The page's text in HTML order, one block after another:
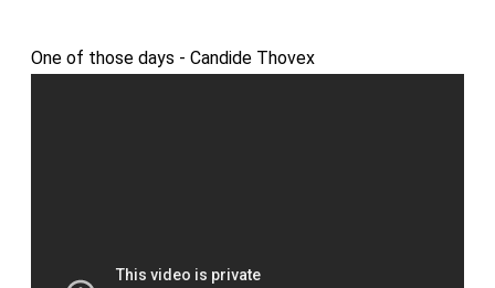
One of those days - Candide Thovex